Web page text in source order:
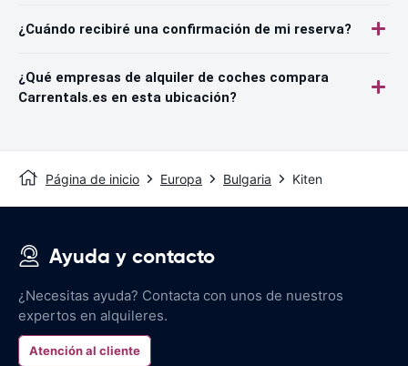
¿Cuándo recibiré una confirmación de mi reserva?
¿Qué empresas de alquiler de coches compara
Carrentals.es en esta ubicación?
Página de inicio Europa Bulgaria Kiten
Ayuda y contacto
¿Necesitas ayuda? Contacta con unos de nuestros
expertos en alquileres.
Atención al cliente